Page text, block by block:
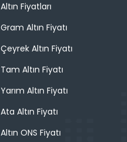
Altın Fiyatları
Gram Altın Fiyatı
Çeyrek Altın Fiyatı
Tam Altın Fiyatı
Yarım Altın Fiyatı
Ata Altın Fiyatı
Altın ONS Fiyatı